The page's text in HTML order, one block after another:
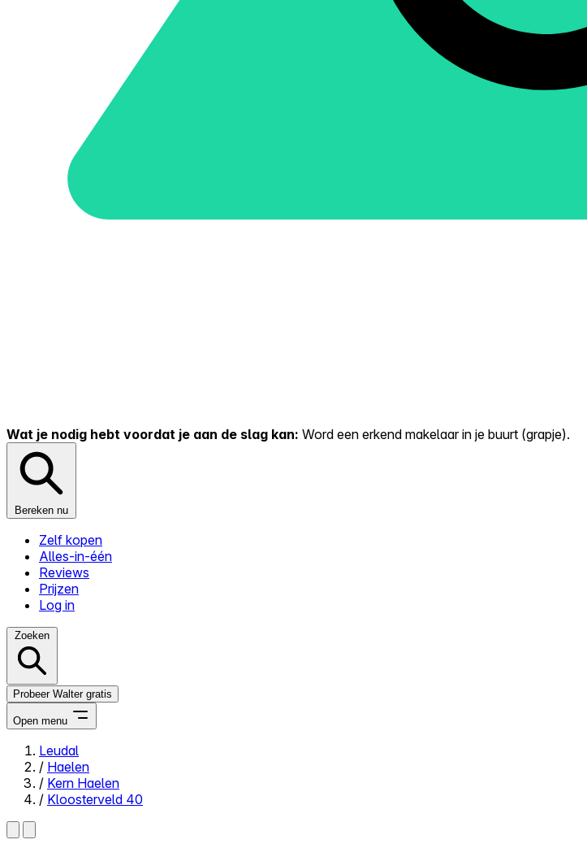
Wat je nodig hebt voordat je aan de slag kan: Word een erkend makelaar in je buurt (grapje).
Bereken nu
Zelf kopen
Alles-in-één
Reviews
Prijzen
Log in
Zoeken
Probeer Walter gratis
Open menu
Close menu
Leudal
/ Haelen
/ Kern Haelen
/ Kloosterveld 40